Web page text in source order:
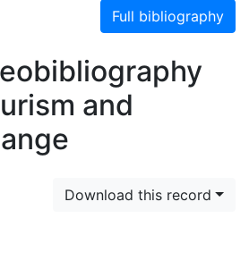
Full bibliography
and
Download this record